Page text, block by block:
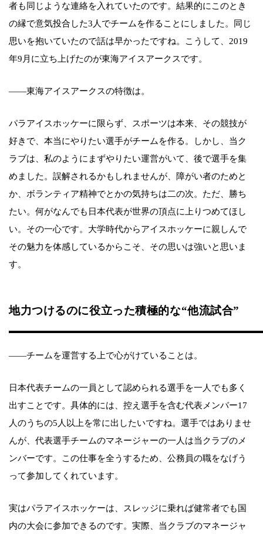
者も同じような連絡を入れていたのです。結果的にこのとき
の縁で意気投合した3人でチームを作ることにしました。同じ
思いを抱いていたので話は早かったですね。こうして、2019
年9月に立ち上げたのが東海アイスアークスです。
――東海アイスアークスの特徴は。
パラアイスホッケーに限らず、スポーツは本来、その競技が
好きで、本当にやりたい選手がチームを作る。しかし、当ク
ラブは、私のようにまずやりたい運営がいて、後で選手を集
めました。誤解されるかもしれませんが、障がい者のためと
か、ボランティア精神でとかの気持ちは二の次。ただ、勝ち
たい。何がなんでも日本代表が世界の頂点に上りつめてほし
い。その一心です。大学時代からアイスホッケーに親しんで
その魅力を体感しているからこそ、その思いは強いと思いま
す。
地力つけるのに役立った積極的な“他流試合”
――チームを運営する上で心がけていることは。
日本代表チームの一員として認められる選手を一人でも多く
出すことです。具体的には、控え選手を含む代表メンバー17
人のうちの5人以上を常に出したいですね。選手ではありませ
んが、代表選手チームのマネージャーの一人は当クラブのメ
ンバーです。この仕事を全うするため、公務員の職をなげう
って参加してくれています。
実はパラアイスホッケーは、スレッジに乗れば健常者でも国
内の大会に参加できるのです。実際、当クラブのマネージャ